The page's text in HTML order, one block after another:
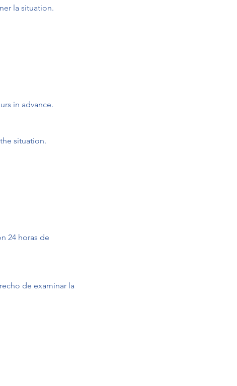
la situation.
in advance.
situation.
24 horas de
de examinar la